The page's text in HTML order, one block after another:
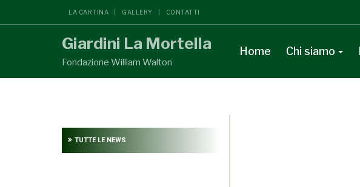
LA CARTINA GALLERY CONTATTI
Giardini La Mortella
Fondazione William Walton
Home Chi siamo
TUTTE LE NEWS